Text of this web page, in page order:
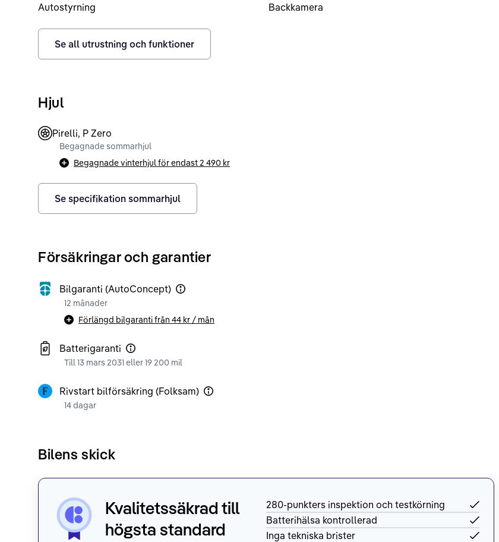
Autostyrning
Backkamera
Se all utrustning och funktioner
Hjul
Pirelli, P Zero
Begagnade sommarhjul
Begagnade vinterhjul för endast2 490 kr
Se specifikation sommarhjul
Försäkringar och garantier
Bilgaranti (AutoConcept)
12 månader
Förlängd bilgaranti från 44 kr / mån
Batterigaranti
Till 13 mars 2031 eller 19 200 mil
Rivstart bilförsäkring (Folksam)
14 dagar
Bilens skick
Kvalitetssäkrad till
högsta standard
280-punkters inspektion och testkörning
Batterihälsa kontrollerad
Inga tekniska brister